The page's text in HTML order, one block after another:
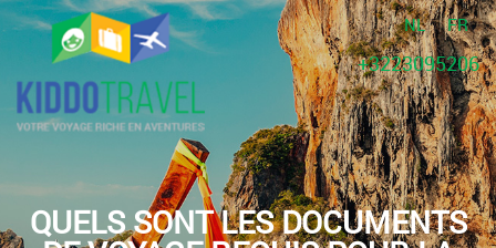
NL FR
+3223095206
QUELS SONT LES DOCUMENTS